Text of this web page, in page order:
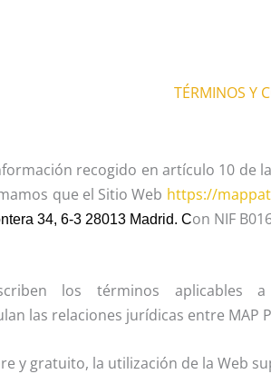
TÉRMINOS Y
recogido en artículo 10 de
que el Sitio Web https://
34, 6-3 28013 Madrid. Con NIF
los términos
las relaciones jurídicas entre MAP
y gratuito, la utilización de la Web